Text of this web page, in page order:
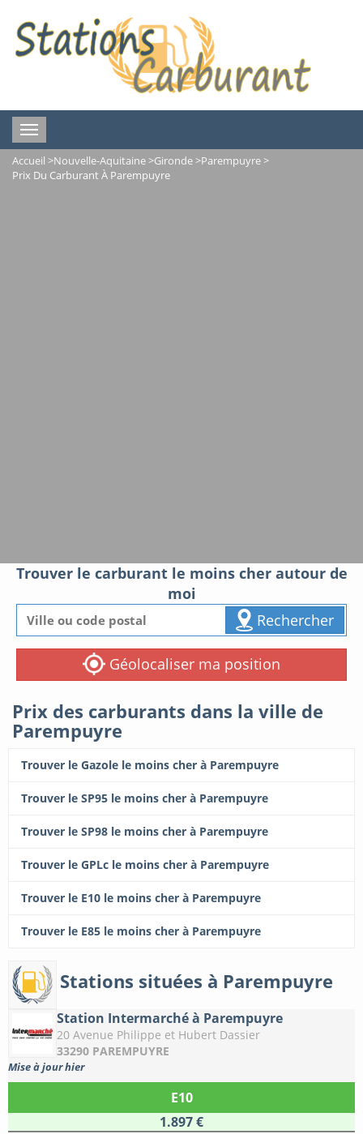
Toggle
navigation
Accueil >Nouvelle-Aquitaine>Gironde>Parempuyre>
Prix Du Carburant À Parempuyre
Trouver le carburant le moins cher autour de
moi
Rechercher
Géolocaliser ma position
Prix des carburants dans la ville de
Parempuyre
Trouver le Gazole le moins cher à Parempuyre
Trouver le SP95 le moins cher à Parempuyre
Trouver le SP98 le moins cher à Parempuyre
Trouver le GPLc le moins cher à Parempuyre
Trouver le E10 le moins cher à Parempuyre
Trouver le E85 le moins cher à Parempuyre
Stations situées à Parempuyre
Station Intermarché à Parempuyre
20 Avenue Philippe et Hubert Dassier
33290 PAREMPUYRE
Mise à jour hier
E10
1.897 €